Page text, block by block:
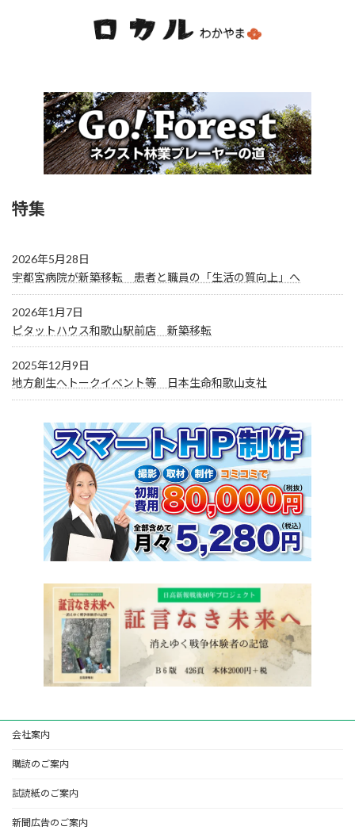
特集
2026年5月28日
宇都宮病院が新築移転 患者と職員の「生活の質向上」へ
2026年1月7日
ピタットハウス和歌山駅前店 新築移転
2025年12月9日
地方創生へトークイベント等 日本生命和歌山支社
会社案内
購読のご案内
試読紙のご案内
新聞広告のご案内